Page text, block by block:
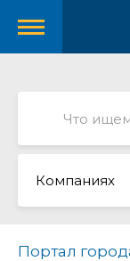
Компаниях
Портал